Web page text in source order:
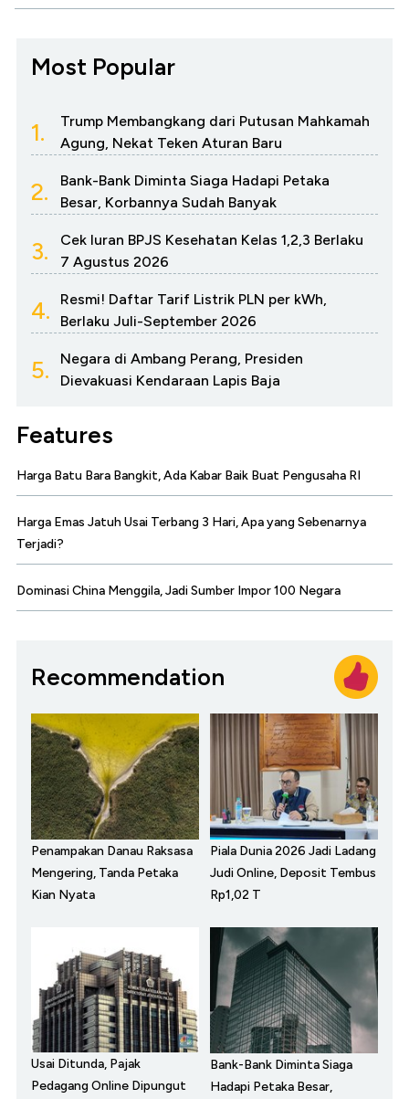
Most Popular
1.
Trump Membangkang dari Putusan Mahkamah
Agung, Nekat Teken Aturan Baru
2.
Bank-Bank Diminta Siaga Hadapi Petaka
Besar, Korbannya Sudah Banyak
3.
Cek Iuran BPJS Kesehatan Kelas 1,2,3 Berlaku
7 Agustus 2026
4.
Resmi! Daftar Tarif Listrik PLN per kWh,
Berlaku Juli-September 2026
5.
Negara di Ambang Perang, Presiden
Dievakuasi Kendaraan Lapis Baja
Features
Harga Batu Bara Bangkit, Ada Kabar Baik Buat Pengusaha RI
Harga Emas Jatuh Usai Terbang 3 Hari, Apa yang Sebenarnya
Terjadi?
Dominasi China Menggila, Jadi Sumber Impor 100 Negara
Recommendation
Penampakan Danau Raksasa
Mengering, Tanda Petaka
Kian Nyata
Piala Dunia 2026 Jadi Ladang
Judi Online, Deposit Tembus
Rp1,02 T
Usai Ditunda, Pajak
Pedagang Online Dipungut
Bank-Bank Diminta Siaga
Hadapi Petaka Besar,